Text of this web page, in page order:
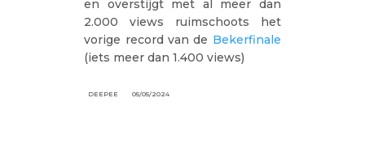
en overstijgt met al meer dan
2.000 views ruimschoots het
vorige record van de Bekerfinale
(iets meer dan 1.400 views)
DEEPEE 05/05/2024